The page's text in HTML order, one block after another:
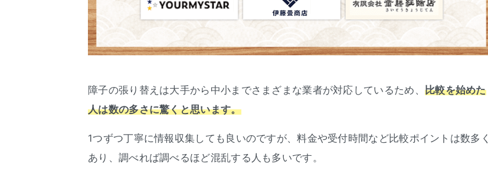
障子の張り替えは大手から中小までさまざまな業者が対応しているため、 比較を始めた
人は数の多さに驚くと思います。
1つずつ丁寧に情報収集しても良いのですが、料金や受付時間など比較ポイントは数多く
あり、調べれば調べるほど混乱する人も多いです。